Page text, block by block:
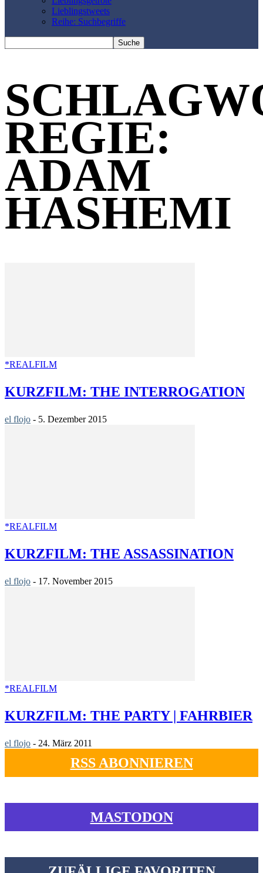
Lieblingstweets
Reihe: Suchbegriffe
REGIE:
ADAM
HASHEMI
*REALFILM
KURZFILM: THE INTERROGATION
el flojo - 5. Dezember 2015
*REALFILM
KURZFILM: THE ASSASSINATION
el flojo - 17. November 2015
*REALFILM
KURZFILM: THE PARTY | FAHRBIER
el flojo - 24. März 2011
RSS ABONNIEREN
MASTODON